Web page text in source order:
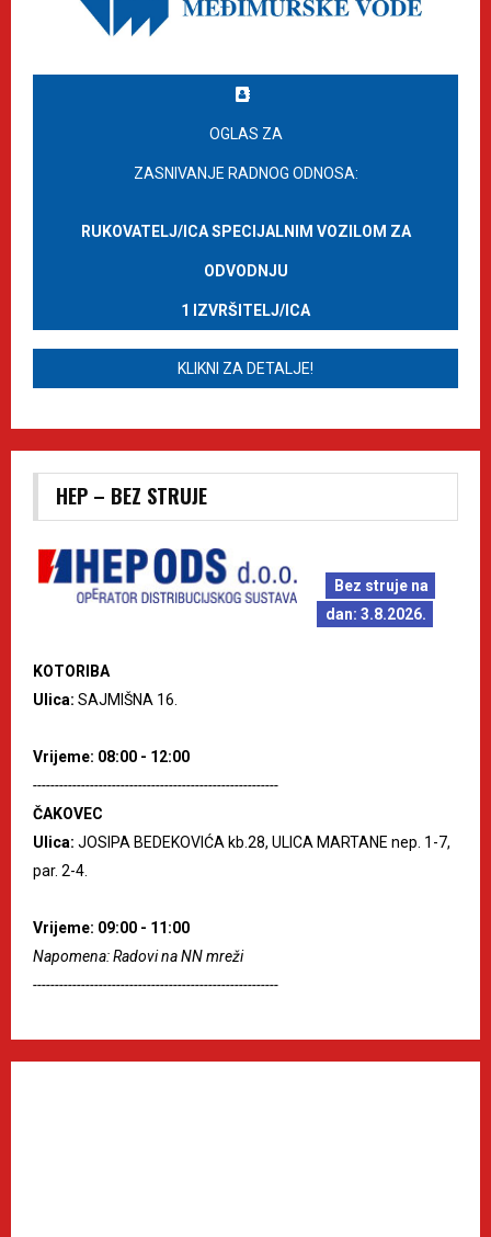
OGLAS ZA
ZASNIVANJE RADNOG ODNOSA:
RUKOVATELJ/ICA SPECIJALNIM VOZILOM ZA
ODVODNJU
1 IZVRŠITELJ/ICA
KLIKNI ZA DETALJE!
HEP – BEZ STRUJE
Bez struje na
dan: 3.8.2026.
KOTORIBA
Ulica: SAJMIŠNA 16.
Vrijeme: 08:00 - 12:00
--------------------------------------------------------
ČAKOVEC
Ulica: JOSIPA BEDEKOVIĆA kb.28, ULICA MARTANE nep. 1-7,
par. 2-4.
Vrijeme: 09:00 - 11:00
Napomena: Radovi na NN mreži
--------------------------------------------------------